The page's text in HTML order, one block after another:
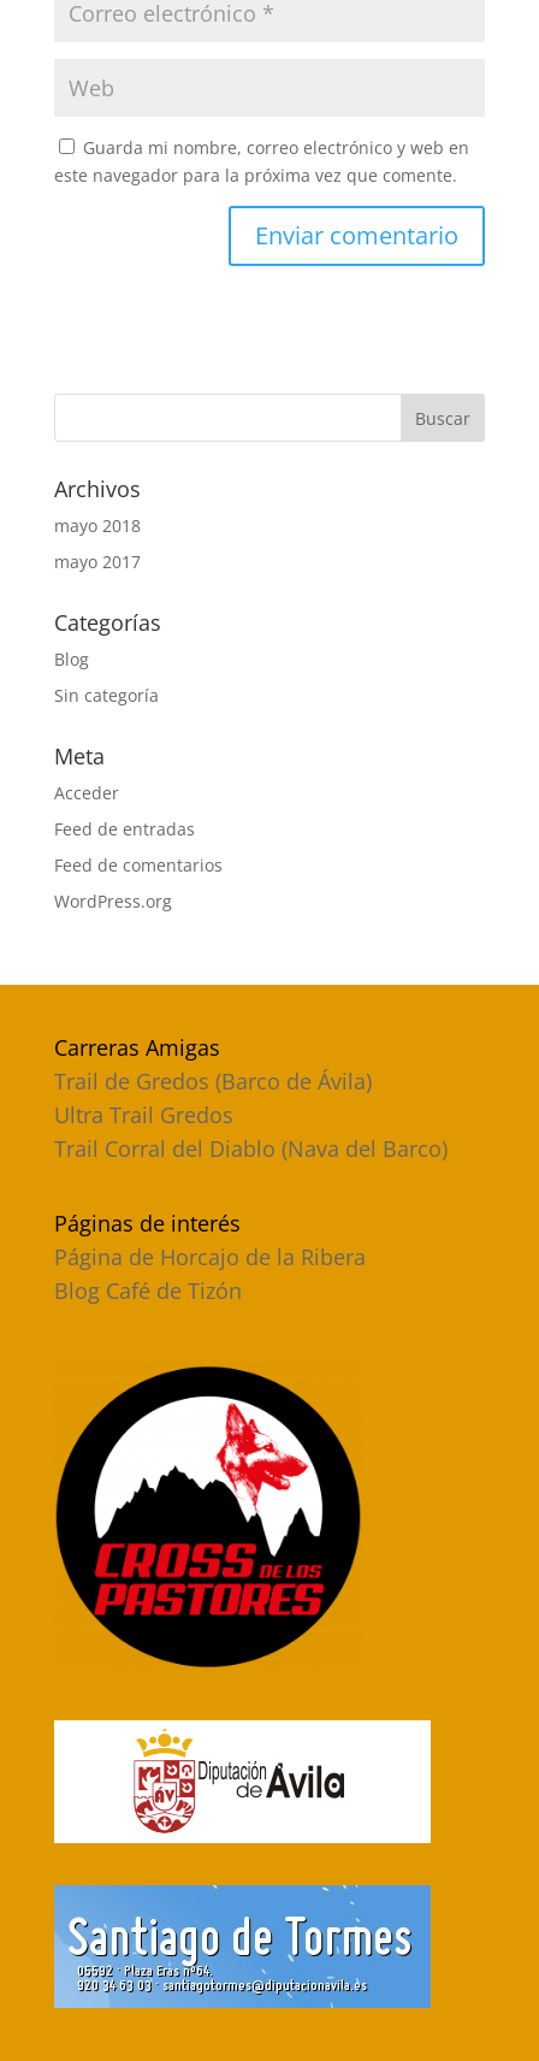
Guarda mi nombre, correo electrónico y web en
este navegador para la próxima vez que comente.
Archivos
mayo 2018
mayo 2017
Categorías
Blog
Sin categoría
Meta
Acceder
Feed de entradas
Feed de comentarios
WordPress.org
Carreras Amigas
Trail de Gredos (Barco de Ávila)
Ultra Trail Gredos
Trail Corral del Diablo (Nava del Barco)
Páginas de interés
Página de Horcajo de la Ribera
Blog Café de Tizón